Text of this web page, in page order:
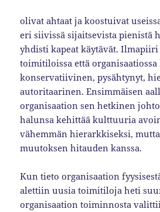
olivat ahtaat ja koostuivat
eri siivissä sijaitsevista pienistä
yhdisti kapeat käytävät. Ilmapiiri
toimitiloissa että
konservatiivinen, pysähtynyt,
autoritaarinen. Ensimmäisen
organisaation sen hetkinen
halunsa kehittää kulttuuria
vähemmän hierarkkiseksi,
muutoksen hitauden kanssa.
Kun tieto organisaation
alettiin uusia toimitiloja heti
organisaation toiminnosta